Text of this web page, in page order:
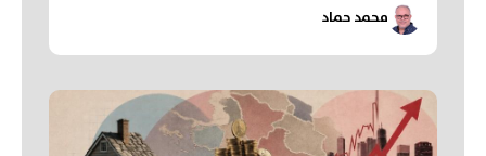
محمد حماد